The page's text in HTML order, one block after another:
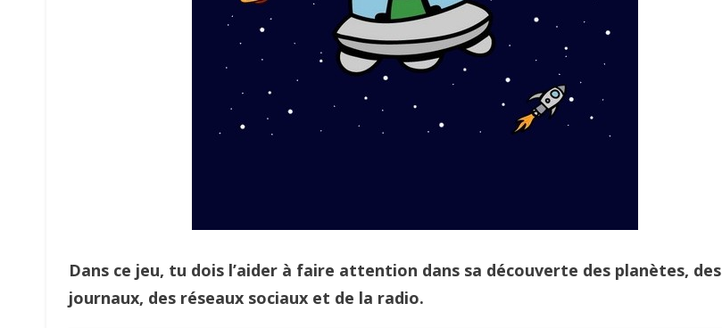
Dans ce jeu, tu dois l’aider à faire attention dans sa découverte des planètes, des
journaux, des réseaux sociaux et de la radio.